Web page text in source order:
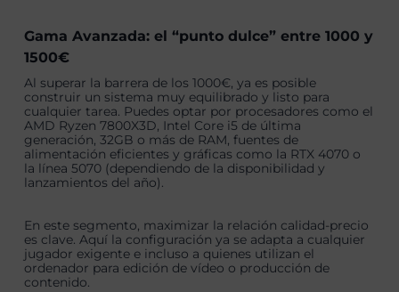
Gama Avanzada: el “punto dulce” entre 1000 y
1500€
Al superar la barrera de los 1000€, ya es posible
construir un sistema muy equilibrado y listo para
cualquier tarea. Puedes optar por procesadores como el
AMD Ryzen 7800X3D, Intel Core i5 de última
generación, 32GB o más de RAM, fuentes de
alimentación eficientes y gráficas como la RTX 4070 o
la línea 5070 (dependiendo de la disponibilidad y
lanzamientos del año).
En este segmento, maximizar la relación calidad-precio
es clave. Aquí la configuración ya se adapta a cualquier
jugador exigente e incluso a quienes utilizan el
ordenador para edición de vídeo o producción de
contenido.